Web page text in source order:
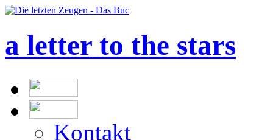
a letter to the stars
Kontakt